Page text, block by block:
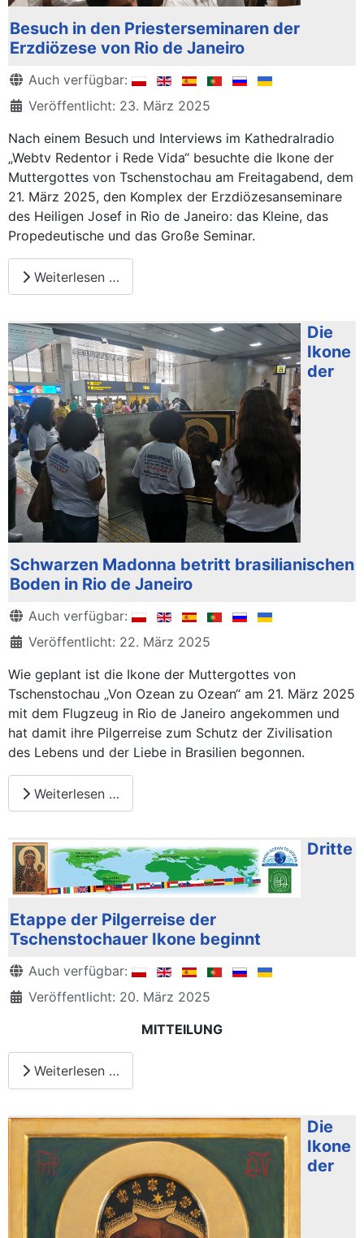
Besuch in den Priesterseminaren der
Erzdiözese von Rio de Janeiro
Details
Auch verfügbar:
Veröffentlicht: 23. März 2025
Nach einem Besuch und Interviews im Kathedralradio
„Webtv Redentor i Rede Vida“ besuchte die Ikone der
Muttergottes von Tschenstochau am Freitagabend, dem
21. März 2025, den Komplex der Erzdiözesanseminare
des Heiligen Josef in Rio de Janeiro: das Kleine, das
Propedeutische und das Große Seminar.
Weiterlesen …
Die
Ikone
der
Schwarzen Madonna betritt brasilianischen
Boden in Rio de Janeiro
Details
Auch verfügbar:
Veröffentlicht: 22. März 2025
Wie geplant ist die Ikone der Muttergottes von
Tschenstochau „Von Ozean zu Ozean“ am 21. März 2025
mit dem Flugzeug in Rio de Janeiro angekommen und
hat damit ihre Pilgerreise zum Schutz der Zivilisation
des Lebens und der Liebe in Brasilien begonnen.
Weiterlesen …
Dritte
Etappe der Pilgerreise der
Tschenstochauer Ikone beginnt
Details
Auch verfügbar:
Veröffentlicht: 20. März 2025
MITTEILUNG
Weiterlesen …
Die
Ikone
der